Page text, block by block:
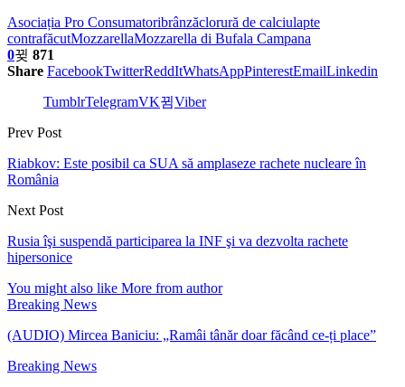
Asociația Pro Consumatoribrânzăclorură de calciulapte
contrafăcutMozzarellaMozzarella di Bufala Campana
0
871
Share FacebookTwitterReddItWhatsAppPinterestEmailLinkedin
TumblrTelegramVK
Viber
Prev Post
Riabkov: Este posibil ca SUA să amplaseze rachete nucleare în
România
Next Post
Rusia îşi suspendă participarea la INF şi va dezvolta rachete
hipersonice
You might also like More from author
Breaking News
(AUDIO) Mircea Baniciu: „Ramâi tânăr doar făcând ce-ți place”
Breaking News